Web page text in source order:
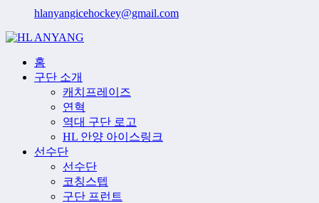
hlanyangicehockey@gmail.com
홈
구단 소개
캐치프레이즈
연혁
역대 구단 로고
HL 안양 아이스링크
선수단
선수단
코칭스텝
구단 프런트